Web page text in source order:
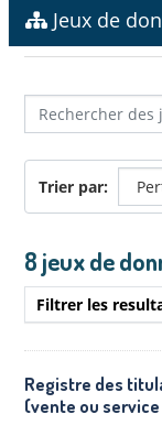
Jeux de
Trier par
8 jeux de
Filtrer les
Registre des
(vente ou